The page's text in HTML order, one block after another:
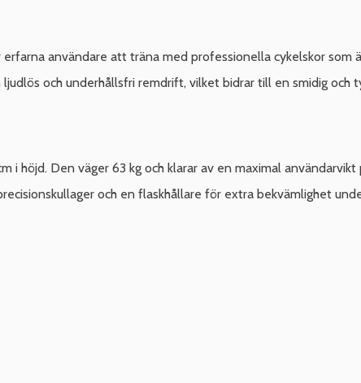
användare att träna med professionella cykelskor som
och underhållsfri remdrift, vilket bidrar till en smidig och
i höjd. Den väger 63 kg och klarar av en maximal
och en flaskhållare för extra bekvämlighet